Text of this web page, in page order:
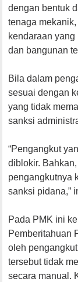
dengan bentuk
tenaga
kendaraan
dan bangunan
Bila dalam
sesuai dengan
yang tidak
sanksi
“Pengangkut
diblokir.
pengangkutnya
sanksi pidana,”
Pada PMK ini
Pemberitahuan
oleh
tersebut tidak
secara manual.